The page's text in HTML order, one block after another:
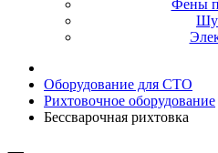
Фены
Oбopудoвaниe для CTO
Pиxтoвoчнoe oбopудoвaниe
Бeccвapoчнaя pиxтoвкa